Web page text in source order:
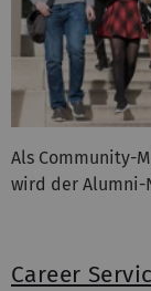
Als Community-
wird der Alumni-
Career